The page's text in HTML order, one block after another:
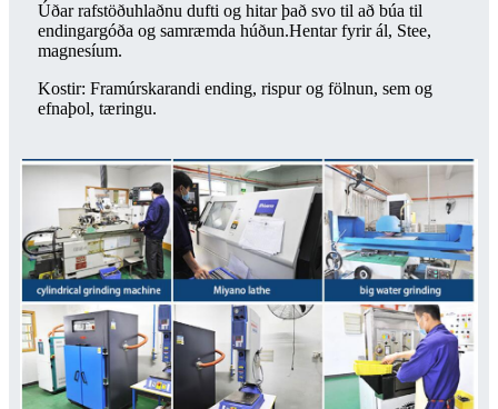
Úðar rafstöðuhlaðnu dufti og hitar það svo til að búa til
endingargóða og samræmda húðun.Hentar fyrir ál, Stee,
magnesíum.
Kostir: Framúrskarandi ending, rispur og fölnun, sem og
efnaþol, tæringu.